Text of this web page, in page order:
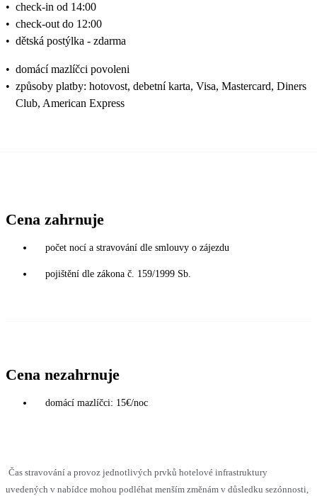
• check-in od 14:00
• check-out do 12:00
• dětská postýlka - zdarma
• domácí mazlíčci povoleni
• způsoby platby: hotovost, debetní karta, Visa, Mastercard, Diners
Club, American Express
Cena zahrnuje
počet nocí a stravování dle smlouvy o zájezdu
pojištění dle zákona č. 159/1999 Sb.
Cena nezahrnuje
domácí mazlíčci: 15€/noc
Čas stravování a provoz jednotlivých prvků hotelové infrastruktury
uvedených v nabídce mohou podléhat menším změnám v důsledku sezónnosti,